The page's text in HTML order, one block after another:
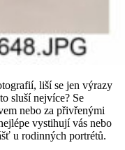
liší se jen výrazy
sluší nejvíce? Se
nebo za přivřenými
vystihují vás nebo
u rodinných portrétů.